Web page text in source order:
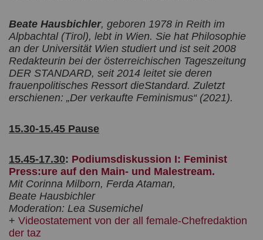
Beate Hausbichler, geboren 1978 in Reith im
Alpbachtal (Tirol), lebt in Wien. Sie hat Philosophie
an der Universität Wien studiert und ist seit 2008
Redakteurin bei der österreichischen Tageszeitung
DER STANDARD, seit 2014 leitet sie deren
frauenpolitisches Ressort dieStandard. Zuletzt
erschienen: „Der verkaufte Feminismus“ (2021).
15.30-15.45 Pause
15.45-17.30: Podiumsdiskussion I: Feminist
Press:ure auf den Main- und Malestream.
Mit Corinna Milborn, Ferda Ataman,
Beate Hausbichler
Moderation: Lea Susemichel
+ Videostatement von der all female-Chefredaktion
der taz